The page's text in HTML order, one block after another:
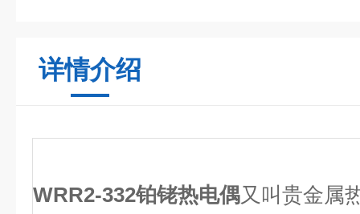
详情介绍
WRR2-332铂铑热电偶又叫贵金属